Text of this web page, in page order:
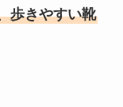
歩きやすい靴